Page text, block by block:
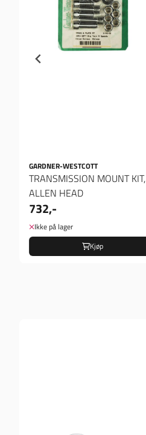
GARDNER-WESTCOTT
TRANSMISSION MOUNT KIT,
ALLEN HEAD
732,-
Ikke på lager
Kjøp